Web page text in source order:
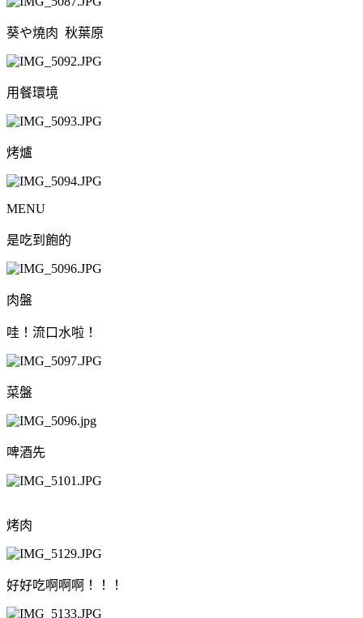
葵や燒肉 秋葉原
用餐環境
烤爐
MENU
是吃到飽的
肉盤
哇！流口水啦！
菜盤
啤酒先
烤肉
好好吃啊啊啊！！！